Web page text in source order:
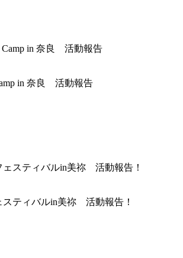
in 奈良 活動報告
スティバルin美祢 活動報告！